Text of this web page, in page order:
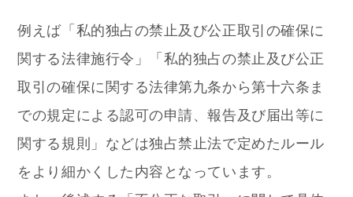
例えば「私的独占の禁止及び公正取引の確保に
関する法律施行令」「私的独占の禁止及び公正
取引の確保に関する法律第九条から第十六条ま
での規定による認可の申請、報告及び届出等に
関する規則」などは独占禁止法で定めたルール
をより細かくした内容となっています。